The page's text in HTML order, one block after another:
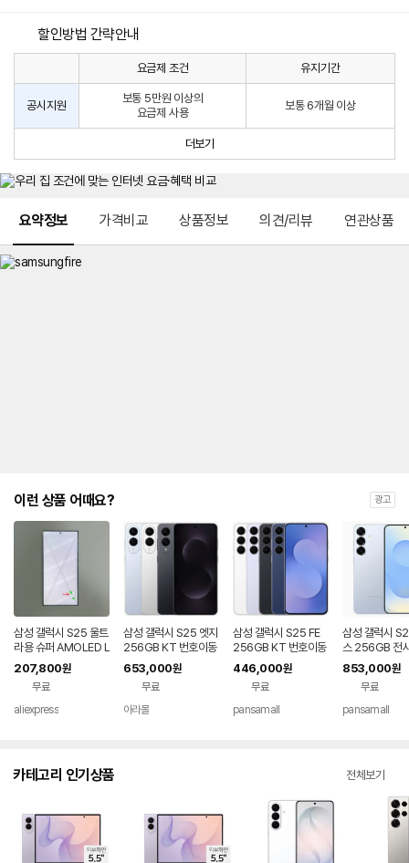
할인방법 간략안내
원
선
택
약
정
는
대
략
안
내
를
나
는
다.
사
인
법
요금제 조건 유지기간
공시지원
보통 5만원 이상의
요금제 사용
보통 6개월 이상
더보기
요약정보 가격비교 상품정보 의견/리뷰 연관상품
이런 상품 어때요? 광고
삼성 갤럭시 S25 울트
라용 슈퍼 AMOLED L
CD 디스플레이 터치
스크린 디지타이저 어
셈블리 (S25U) - 불량
품
207,800원
무료
aliexpress
삼성 갤럭시 S25 엣지
256GB KT 번호이동
완납 80요금제
653,000원
무료
아라몰
삼성 갤럭시 S25 FE
256GB KT 번호이동
공시지원 완납
446,000원
무료
pansamall
삼성 갤럭시
스 256GB 전
번호이동 완납
제
853,000원
무료
pansamall
카테고리 인기상품 전체보기